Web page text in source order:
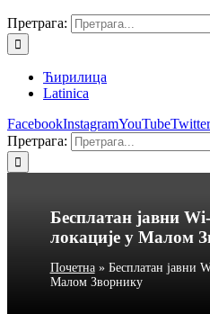
Претрага:
Ћирилица
Latinica
FacebookInstagramYouTubeTwitter
Претрага:
Бесплатан јавни
локације у Малом
Почетна» Бесплатан јавни
Малом Зворнику